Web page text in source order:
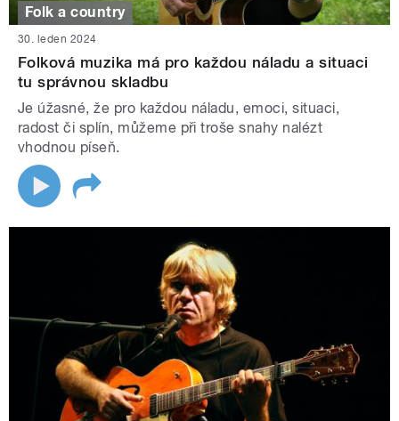
Folk a country
30. leden 2024
Folková muzika má pro každou náladu a situaci
tu správnou skladbu
Je úžasné, že pro každou náladu, emoci, situaci,
radost či splín, můžeme při troše snahy nalézt
vhodnou píseň.